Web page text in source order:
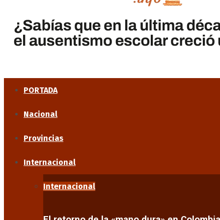
PORTADA
Nacional
Provincias
Internacional
Internacional